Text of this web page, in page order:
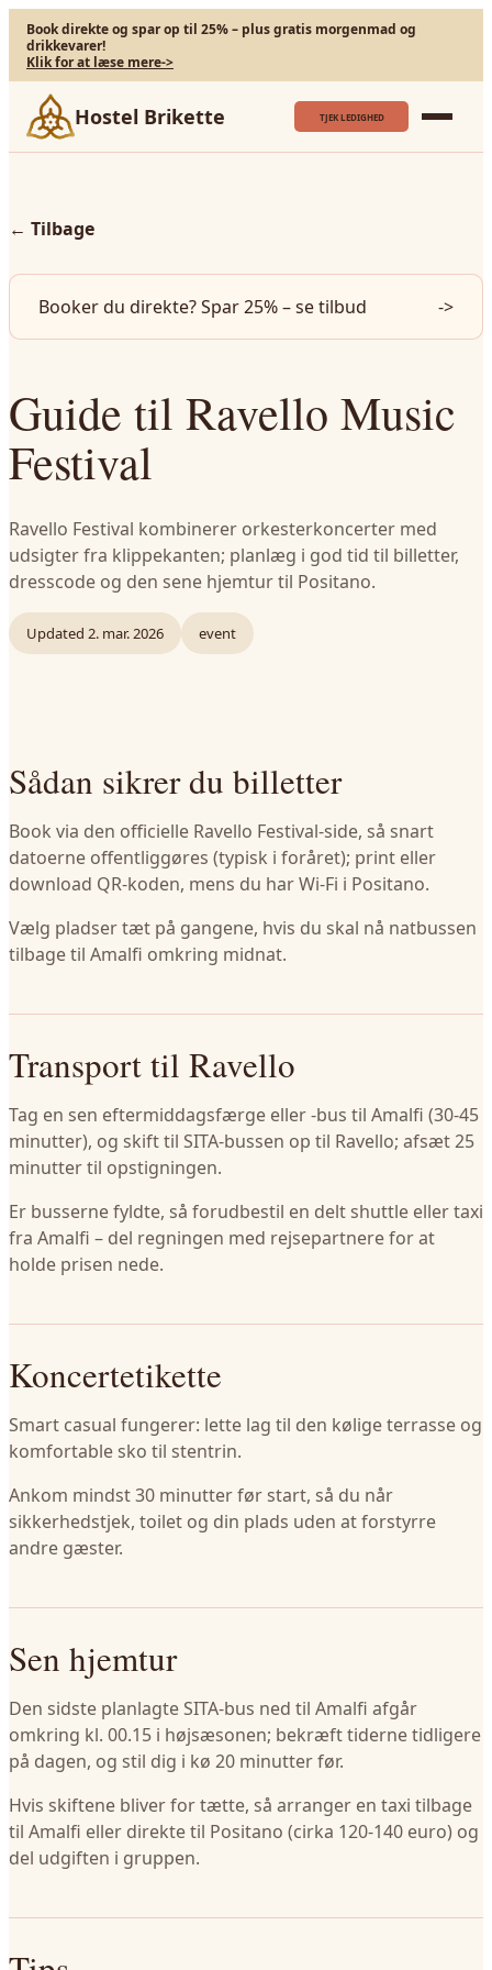
Book direkte og spar op til 25% – plus gratis morgenmad og
drikkevarer!
Klik for at læse mere->
Hostel Brikette TJEK LEDIGHED
← Tilbage
Booker du direkte? Spar 25% – se tilbud ->
Guide til Ravello Music
Festival
Ravello Festival kombinerer orkesterkoncerter med
udsigter fra klippekanten; planlæg i god tid til billetter,
dresscode og den sene hjemtur til Positano.
Updated 2. mar. 2026 event
Sådan sikrer du billetter
Book via den officielle Ravello Festival-side, så snart
datoerne offentliggøres (typisk i foråret); print eller
download QR-koden, mens du har Wi-Fi i Positano.
Vælg pladser tæt på gangene, hvis du skal nå natbussen
tilbage til Amalfi omkring midnat.
Transport til Ravello
Tag en sen eftermiddagsfærge eller -bus til Amalfi (30-45
minutter), og skift til SITA-bussen op til Ravello; afsæt 25
minutter til opstigningen.
Er busserne fyldte, så forudbestil en delt shuttle eller taxi
fra Amalfi – del regningen med rejsepartnere for at
holde prisen nede.
Koncertetikette
Smart casual fungerer: lette lag til den kølige terrasse og
komfortable sko til stentrin.
Ankom mindst 30 minutter før start, så du når
sikkerhedstjek, toilet og din plads uden at forstyrre
andre gæster.
Sen hjemtur
Den sidste planlagte SITA-bus ned til Amalfi afgår
omkring kl. 00.15 i højsæsonen; bekræft tiderne tidligere
på dagen, og stil dig i kø 20 minutter før.
Hvis skiftene bliver for tætte, så arranger en taxi tilbage
til Amalfi eller direkte til Positano (cirka 120-140 euro) og
del udgiften i gruppen.